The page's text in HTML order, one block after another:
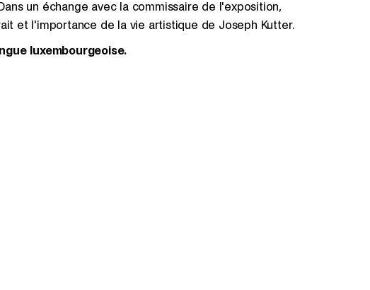
un échange avec la commissaire de l'exposition,
et l'importance de la vie artistique de Joseph Kutter.
luxembourgeoise.